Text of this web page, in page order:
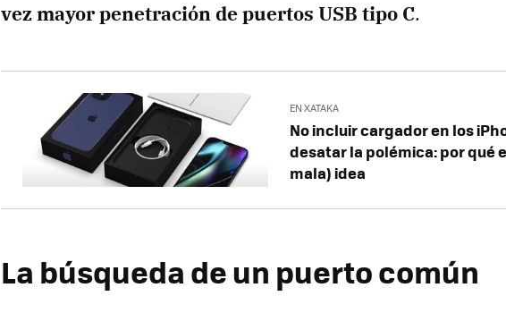
vez mayor penetración de puertos USB tipo C.
EN XATAKA
No incluir cargador en los
desatar la polémica: por qué
mala) idea
La búsqueda de un puerto común